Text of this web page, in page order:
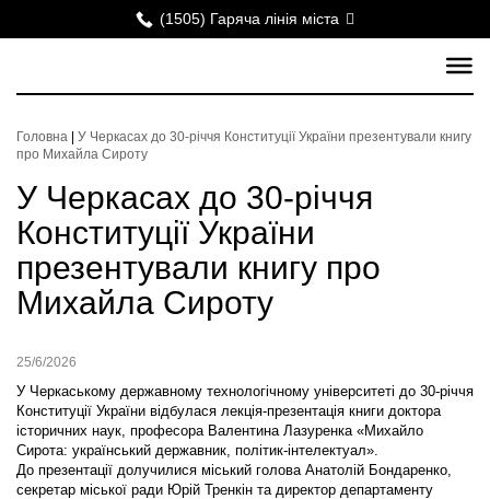
(1505) Гаряча лінія міста
Головна
У Черкасах до 30-річчя Конституції України презентували книгу
про Михайла Сироту
У Черкасах до 30-річчя
Конституції України
презентували книгу про
Михайла Сироту
25/6/2026
У Черкаському державному технологічному університеті до 30-річчя
Конституції України відбулася лекція-презентація книги доктора
історичних наук, професора Валентина Лазуренка «Михайло
Сирота: український державник, політик-інтелектуал».
До презентації долучилися міський голова Анатолій Бондаренко,
секретар міської ради Юрій Тренкін та директор департаменту